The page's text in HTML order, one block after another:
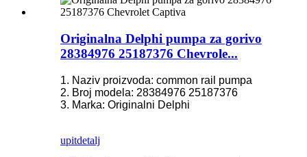
Originalna Delphi pumpa za gorivo
28384976 25187376 Chevrole...
1. Naziv proizvoda: common rail pumpa
2. Broj modela: 28384976 25187376
3. Marka: Originalni Delphi
upitdetalj